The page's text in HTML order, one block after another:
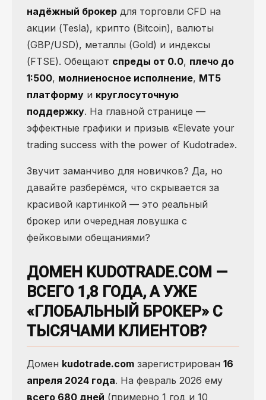
надёжный брокер для торговли CFD на
акции (Tesla), крипто (Bitcoin), валюты
(GBP/USD), металлы (Gold) и индексы
(FTSE). Обещают спреды от 0.0, плечо до
1:500, молниеносное исполнение, MT5
платформу и круглосуточную
поддержку. На главной странице —
эффектные графики и призыв «Elevate your
trading success with the power of Kudotrade».
Звучит заманчиво для новичков? Да, но
давайте разберёмся, что скрывается за
красивой картинкой — это реальный
брокер или очередная ловушка с
фейковыми обещаниями?
ДОМЕН KUDOTRADE.COM —
ВСЕГО 1,8 ГОДА, А УЖЕ
«ГЛОБАЛЬНЫЙ БРОКЕР» С
ТЫСЯЧАМИ КЛИЕНТОВ?
Домен kudotrade.com зарегистрирован 16
апреля 2024 года. На февраль 2026 ему
всего 680 дней (примерно 1 год и 10